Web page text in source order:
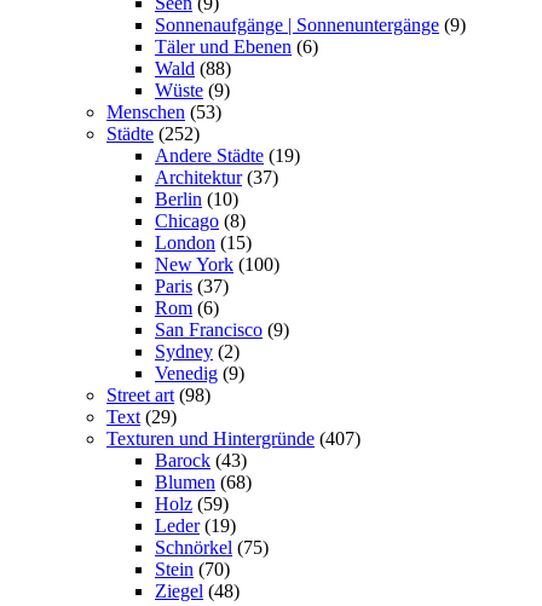
Sonnenaufgänge | Sonnenuntergänge (9)
Täler und Ebenen (6)
Wald (88)
Wüste (9)
Menschen (53)
Städte (252)
Andere Städte (19)
Architektur (37)
Berlin (10)
Chicago (8)
London (15)
New York (100)
Paris (37)
Rom (6)
San Francisco (9)
Sydney (2)
Venedig (9)
Street art (98)
Text (29)
Texturen und Hintergründe (407)
Barock (43)
Blumen (68)
Holz (59)
Leder (19)
Schnörkel (75)
Stein (70)
Ziegel (48)